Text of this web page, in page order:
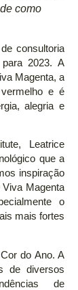
como
consultoria
2023. A
Magenta, a
e é
alegria e
Leatrice
que a
inspiração
Viva Magenta
o
mais fortes
do Ano. A
de diversos
de